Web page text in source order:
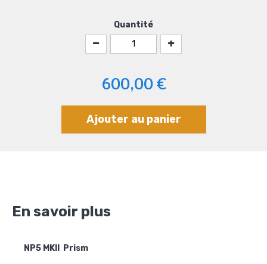
Quantité
600,00 €
Ajouter au panier
En savoir plus
NP5 MKII Prism